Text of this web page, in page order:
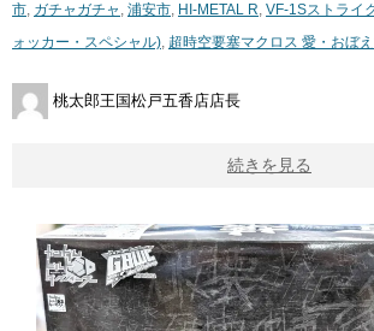
市, ガチャガチャ , 浦安市, HI-METAL ​R, VF-1Sストライ
ォッカー・スペシャル), 超時空要塞マクロス ​愛・おぼ
桃太郎王国松戸五香店店長
続きを見る